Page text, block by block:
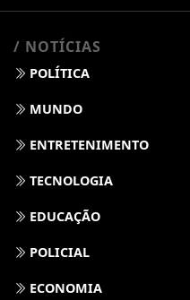
/ NOTÍCIAS
POLÍTICA
MUNDO
ENTRETENIMENTO
TECNOLOGIA
EDUCAÇÃO
POLICIAL
ECONOMIA